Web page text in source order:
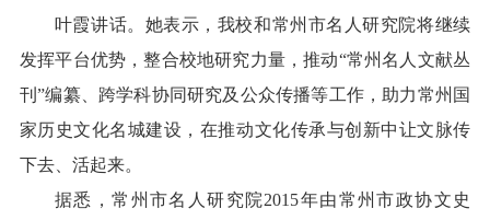
叶霞讲话。她表示，我校和常州市名人研究院将继续
发挥平台优势，整合校地研究力量，推动“常州名人文献丛
刊”编纂、跨学科协同研究及公众传播等工作，助力常州国
家历史文化名城建设，在推动文化传承与创新中让文脉传
下去、活起来。
据悉，常州市名人研究院2015年由常州市政协文史